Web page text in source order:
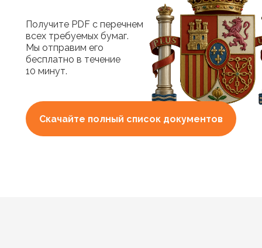
Скачайте полный список документов
Получите PDF с перечнем
всех требуемых бумаг.
Мы отправим его
бесплатно в течение
10 минут.